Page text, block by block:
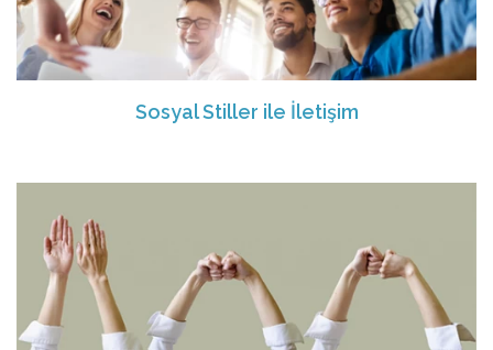
Sosyal Stiller ile İletişim